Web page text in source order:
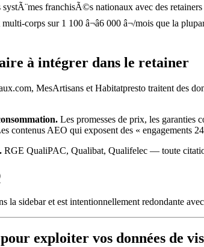
systÃ¨mes franchisÃ©s nationaux avec des
corps sur 1 100 â¬â6 000 â¬/mois que la
à intégrer dans le retainer
MesArtisans et Habitatpresto traitent des
Les promesses de prix, les garanties
contenus AEO qui exposent des « engagements
RGE QualiPAC, Qualibat, Qualifelec — toute
la sidebar et est intentionnellement redondante
exploiter vos données de